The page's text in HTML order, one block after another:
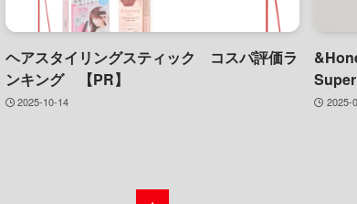
ヘアスタイリングスティック コスパ評価ラ
ンキング 【PR】
2025-10-14 2025-